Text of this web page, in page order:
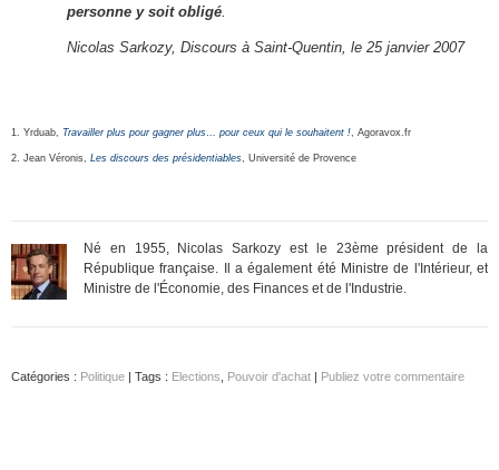
personne y soit obligé
Nicolas Sarkozy, Discours à Saint-Quentin, le 25 janvier 2007
1. Yrduab, Travailler plus pour gagner plus… pour ceux qui le souhaitent ! , Agoravox.fr
2. Jean Véronis, Les discours des présidentiables , Université de Provence
Né en 1955, Nicolas Sarkozy est le 23ème président de la
République française. Il a également été Ministre de l'Intérieur, et
Ministre de l'Économie, des Finances et de l'Industrie.
Catégories : Politique | Tags : Elections Pouvoir d'achat | Publiez votre commentaire